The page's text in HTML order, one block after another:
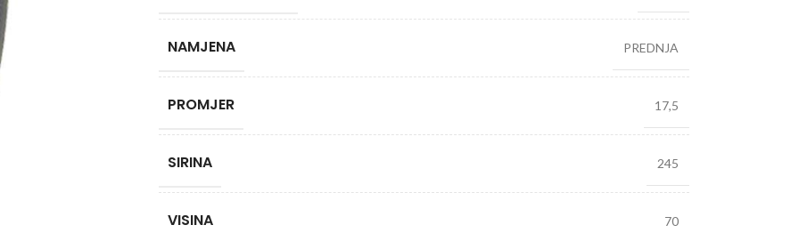
NAMJENA PREDNJA
PROMJER 17,5
SIRINA 245
VISINA 70